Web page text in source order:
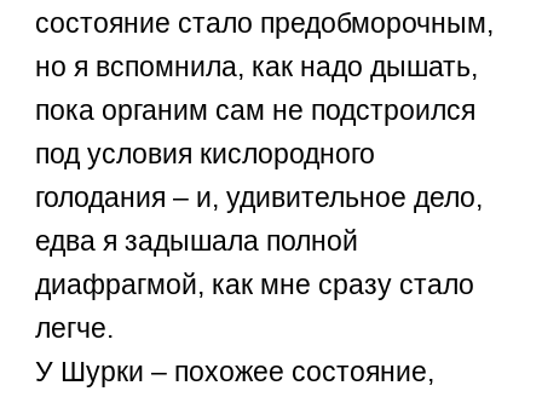
состояние стало предобморочным,
но я вспомнила, как надо дышать,
пока органим сам не подстроился
под условия кислородного
голодания – и, удивительное дело,
едва я задышала полной
диафрагмой, как мне сразу стало
легче.
У Шурки – похожее состояние,